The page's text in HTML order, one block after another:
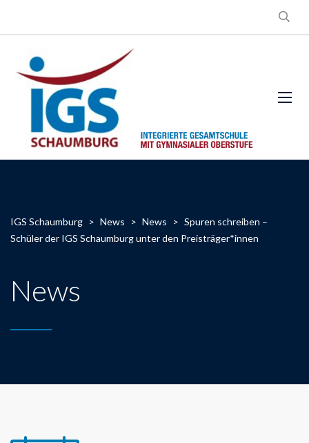
IGS Schaumburg > News > News > Spuren schreiben –
Schüler der IGS Schaumburg unter den Preisträger*innen
News